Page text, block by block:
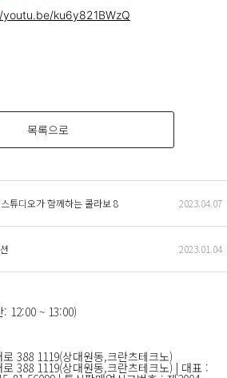
ku6y821BWzQ
목록으로
튜디오가 함께하는 콜라보 8 2023.04.07
2023.01.04
: 12:00 ~ 13:00)
388 1119(상대원동,크란츠테크노)
388 1119(상대원동,크란츠테크노) | 대표 :